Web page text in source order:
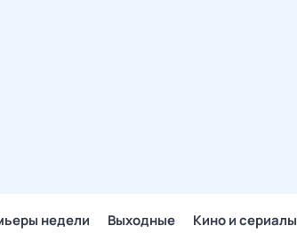
недели Выходные Кино и сериалы